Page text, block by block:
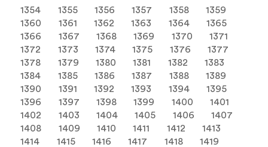
1354
1355 1356 1357 1358
1359
1360
1361 1362 1363 1364
1365
1366
1367 1368 1369 1370
1371
1372
1373 1374 1375 1376
1377
1378
1379 1380 1381 1382
1383
1384
1385 1386 1387 1388
1389
1390
1391 1392 1393 1394
1395
1396
1397 1398 1399 1400
1401
1402
1403 1404 1405 1406
1407
1408
1409 1410 1411 1412
1413
1414
1415 1416 1417 1418
1419